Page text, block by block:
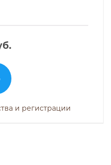
и регистрации